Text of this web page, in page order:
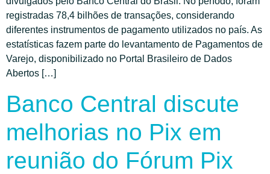
registradas 78,4 bilhões de transações, considerando
diferentes instrumentos de pagamento utilizados no país. As
estatísticas fazem parte do levantamento de Pagamentos de
Varejo, disponibilizado no Portal Brasileiro de Dados
Abertos […]
Banco Central discute
melhorias no Pix em
reunião do Fórum Pix